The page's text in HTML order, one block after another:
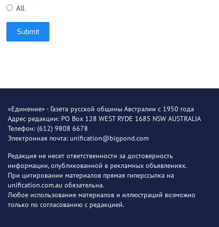
All
Submit
«Единение» - Газета русской общины Австралии с 1950 года
Адрес редакции: PO Box 128 WEST RYDE 1685 NSW AUSTRALIA
Телефон: (612) 9808 6678
Электронная почта: unification@bigpond.com
Редакция не несет ответственности за достоверность
информации, опубликованной в рекламных объявлениях.
При цитировании материалов прямая гиперссылка на
unification.com.au обязательна.
Любое использование материалов и иллюстраций возможно
только по согласованию с редакцией.